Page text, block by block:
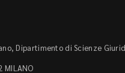
Dipartimento di Scienze
MILANO